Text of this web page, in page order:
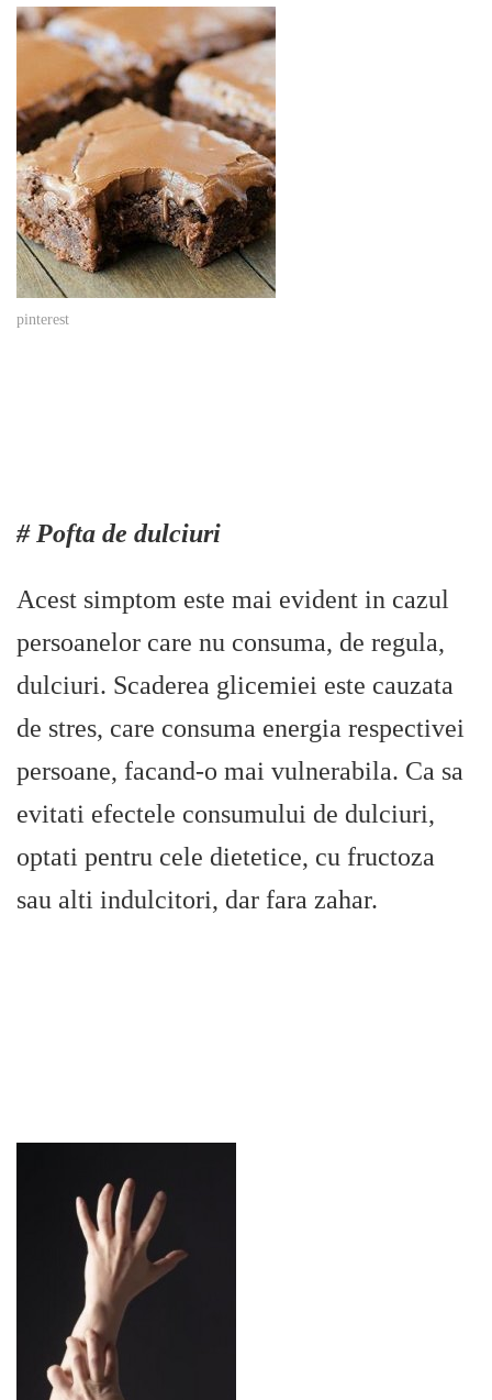
pinterest
# Pofta de dulciuri
Acest simptom este mai evident in cazul
persoanelor care nu consuma, de regula,
dulciuri. Scaderea glicemiei este cauzata
de stres, care consuma energia respectivei
persoane, facand-o mai vulnerabila. Ca sa
evitati efectele consumului de dulciuri,
optati pentru cele dietetice, cu fructoza
sau alti indulcitori, dar fara zahar.